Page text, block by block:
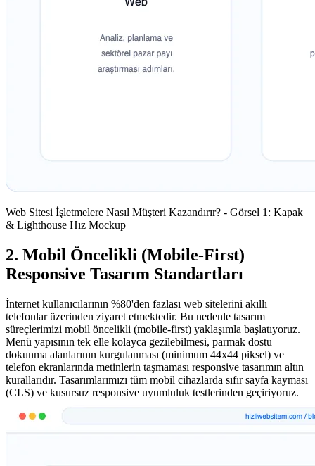
Web Sitesi İşletmelere Nasıl Müşteri Kazandırır? - Görsel 1: Kapak
& Lighthouse Hız Mockup
2. Mobil Öncelikli (Mobile-First)
Responsive Tasarım Standartları
İnternet kullanıcılarının %80'den fazlası web sitelerini akıllı
telefonlar üzerinden ziyaret etmektedir. Bu nedenle tasarım
süreçlerimizi mobil öncelikli (mobile-first) yaklaşımla başlatıyoruz.
Menü yapısının tek elle kolayca gezilebilmesi, parmak dostu
dokunma alanlarının kurgulanması (minimum 44x44 piksel) ve
telefon ekranlarında metinlerin taşmaması responsive tasarımın altın
kurallarıdır. Tasarımlarımızı tüm mobil cihazlarda sıfır sayfa kayması
(CLS) ve kusursuz responsive uyumluluk testlerinden geçiriyoruz.